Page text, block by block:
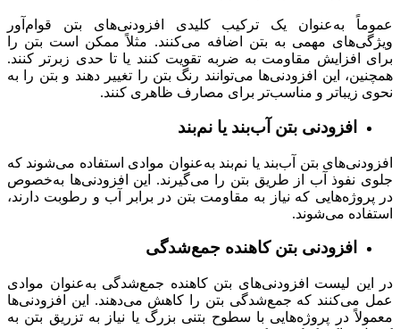
عموماً به‌عنوان یک ترکیب کلیدی افزودنی‌های بتن قوام‌آور
ویژگی‌های مهمی به بتن اضافه می‌کنند. مثلاً ممکن است بتن را
برای افزایش مقاومت به ضربه تقویت کنند یا تا حدی زبرتر کنند.
همچنین، این افزودنی‌ها می‌توانند رنگ بتن را تغییر دهند و بتن را به
نحوی زیبا‌تر و مناسب‌تر برای مصارف ظاهری کنند.
افزودنی بتن آب‌بند یا نم‌بند
افزودنی‌های بتن آب‌بند یا نم‌بند به‌عنوان موادی استفاده می‌شوند که
جلوی نفوذ آب از طریق بتن را می‌گیرند. این افزودنی‌ها به‌خصوص
در پروژه‌هایی که نیاز به مقاومت بتن در برابر آب و رطوبت دارند،
استفاده می‌شوند.
افزودنی بتن کاهنده جمع‌شدگی
در این لیست افزودنی‌های بتن کاهنده جمع‌شدگی به‌عنوان موادی
عمل می‌کنند که جمع‌شدگی بتن را کاهش می‌دهند. این افزودنی‌ها
معمولاً در پروژه‌هایی با سطوح بتنی بزرگ یا نیاز به تزریق بتن به